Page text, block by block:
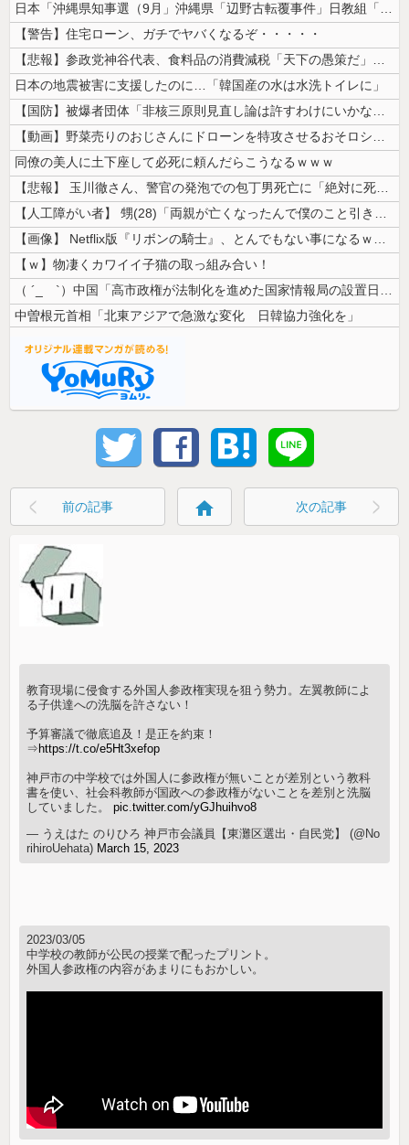
日本「沖縄県知事選（9月」沖縄県「辺野古転覆事件」日教組「同志社批判！...
【警告】住宅ローン、ガチでヤバくなるぞ・・・・・
【悲報】参政党神谷代表、食料品の消費減税「天下の愚策だ」と批判ｗｗｗｗ...
日本の地震被害に支援したのに…「韓国産の水は水洗トイレに」
【国防】被爆者団体「非核三原則見直し論は許すわけにいかない」 ネット「...
【動画】野菜売りのおじさんにドローンを特攻させるおそロシア。
同僚の美人に土下座して必死に頼んだらこうなるｗｗｗ
【悲報】 玉川徹さん、警官の発泡での包丁男死亡に「絶対に死刑にならない...
【人工障がい者】 甥(28)「両親が亡くなったんで僕のこと引き取ってほ...
【画像】 Netflix版『リボンの騎士』、とんでもない事になるｗｗｗ...
【ｗ】物凄くカワイイ子猫の取っ組み合い！
（ ´_ゝ`）中国「高市政権が法制化を進めた国家情報局の設置日が7月3...
中曽根元首相「北東アジアで急激な変化 日韓協力強化を」
前の記事 home 次の記事
教育現場に侵食する外国人参政権実現を狙う勢力。左翼教師によ
る子供達への洗脳を許さない！
予算審議で徹底追及！是正を約束！
⇒ https://t.co/e5Ht3xefop
神戸市の中学校では外国人に参政権が無いことが差別という教科
書を使い、社会科教師が国政への参政権がないことを差別と洗脳
していました。pic.twitter.com/yGJhuihvo8
— うえはた のりひろ 神戸市会議員【東灘区選出・自民党】 (@No
rihiroUehata) March 15, 2023
2023/03/05
中学校の教師が公民の授業で配ったプリント。
外国人参政権の内容があまりにもおかしい。